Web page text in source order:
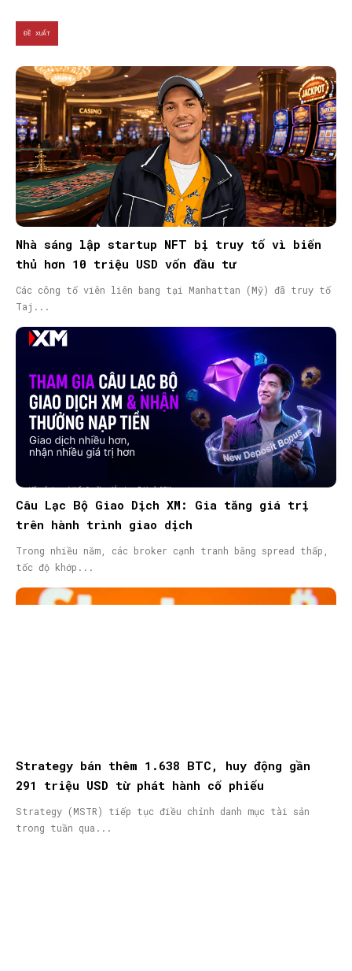
ĐỀ XUẤT
Nhà sáng lập startup NFT bị truy tố vì biển
thủ hơn 10 triệu USD vốn đầu tư
Các công tố viên liên bang tại Manhattan (Mỹ) đã truy tố
Taj...
Câu Lạc Bộ Giao Dịch XM: Gia tăng giá trị
trên hành trình giao dịch
Trong nhiều năm, các broker cạnh tranh bằng spread thấp,
tốc độ khớp...
Strategy bán thêm 1.638 BTC, huy động gần
291 triệu USD từ phát hành cổ phiếu
Strategy (MSTR) tiếp tục điều chỉnh danh mục tài sản
trong tuần qua...